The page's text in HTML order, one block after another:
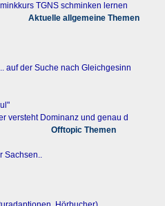
TGNS schminken lernen
Aktuelle allgemeine Themen
auf der Suche nach Gleichgesinn
versteht Dominanz und genau d
Offtopic Themen
Sachsen..